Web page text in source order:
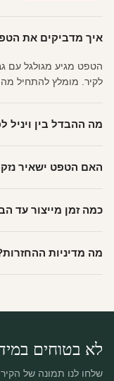
איך מדביקים את
הטפט מגיע מגולגל עם
לקיר. מומלץ להתחיל
מה ההבדל בין ויניל
פרמיום. קנבס — בד
האם הטפט ישאיר
מתאים לקיר מטויח, גבס,
כמה זמן מייצור עד
יוצאות באותו יום.
מה מדיניות
לא בטוחים
שלחו לנו תמונה של